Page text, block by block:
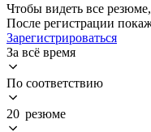
Чтобы видеть все
После регистрации
Зарегистрироваться
За всё время
По соответствию
20 резюме